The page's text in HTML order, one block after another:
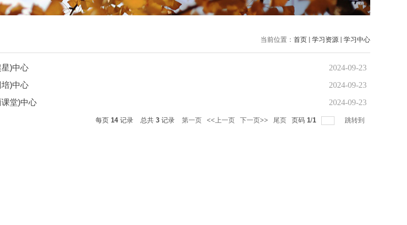
当前位置： 首页 学习资源 学习中心
)中心
2024-09-23
)中心
2024-09-23
堂)中心
2024-09-23
每页 14记录 总共 3 记录 第一页 <<上一页 下一页>> 尾页 页码 1/1 跳转到